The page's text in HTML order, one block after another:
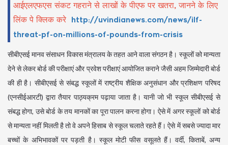
आईएलएफएस संकट गहराने से लाखों के पीएफ पर खतरा, जानने के लिए
लिंक पे क्लिक करे
http://uvindianews.com/news/ilf-
threat-pf-on-millions-of-pounds-from-crisis
सीबीएसई मानव संसाधन विकास मंत्रालय के तहत आने वाला संगठन है। स्कूलों को मान्यता
देने से लेकर बोर्ड की परीक्षाएं और प्रवेश परीक्षाएं आयोजित कराने जैसी अहम जिम्मेदारी बोर्ड
की ही है। सीबीएसई से संबद्ध स्कूलों में राष्ट्रीय शैक्षिक अनुसंधान और प्रशिक्षण परिषद
(एनसीईआरटी) द्वारा तैयार पाठ्यक्रम पढ़ाया जाता है। यानी जो भी स्कूल सीबीएसई से
संबद्ध होगा, उसे बोर्ड के तय मानकों का पूरा पालन करना होगा। ऐसे में अगर स्कूलों को बोर्ड
से मान्यता नहीं मिलती है तो वे अपने हिसाब से स्कूल चलाते रहते हैं। ऐसे में सबसे ज्यादा मार
बच्चों के अभिभावकों पर पड़ती है। स्कूल मोटी फीस वसूलते हैं। वर्दी, किताबें, अन्य